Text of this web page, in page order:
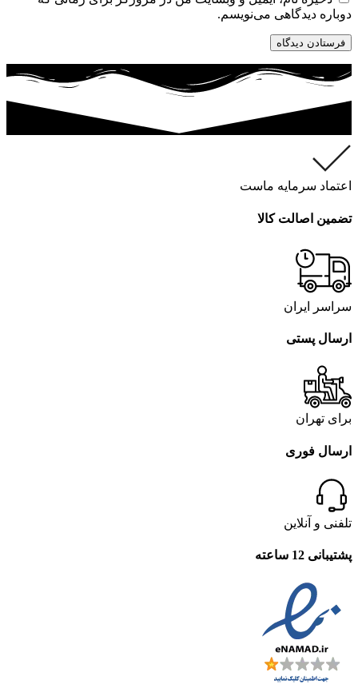
دوباره دیدگاهی می‌نویسم.
اعتماد سرمایه ماست
تضمین اصالت کالا
سراسر ایران
ارسال پستی
برای تهران
ارسال فوری
تلفنی و آنلاین
پشتیبانی 12 ساعته